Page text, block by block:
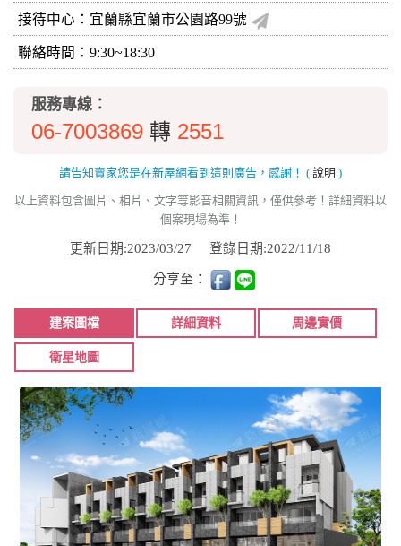
接待中心：宜蘭縣宜蘭市公園路99號
聯絡時間：9:30~18:30
服務專線：
06-7003869 轉 2551
請告知賣家您是在新屋網看到這則廣告，感謝！ ( 說明 )
以上資料包含圖片、相片、文字等影音相關資訊，僅供參考！詳細資料以
個案現場為準！
更新日期:2023/03/27 登錄日期:2022/11/18
分享至：
建案圖檔 詳細資料 周邊實價
衛星地圖